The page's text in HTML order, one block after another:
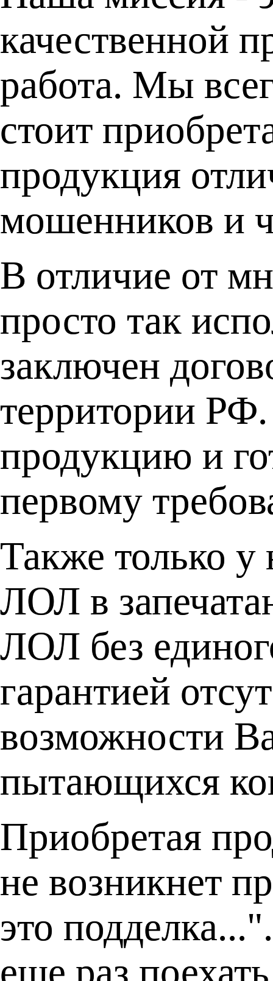
качественной
работа. Мы
стоит
продукция
мошенников и
В отличие от
просто так
заключен
территории
продукцию и
первому
Также только
ЛОЛ в
ЛОЛ без
гарантией
возможности
пытающихся
Приобретая
не возникнет
это
еще раз